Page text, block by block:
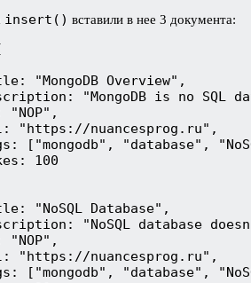
insert() вставили в нее 3 документа:
"MongoDB Overview",
"MongoDB is no SQL
"NOP",
"https://nuancesprog.ru",
["mongodb", "database",
100
"NoSQL Database",
"NoSQL database
"NOP",
"https://nuancesprog.ru",
["mongodb", "database",